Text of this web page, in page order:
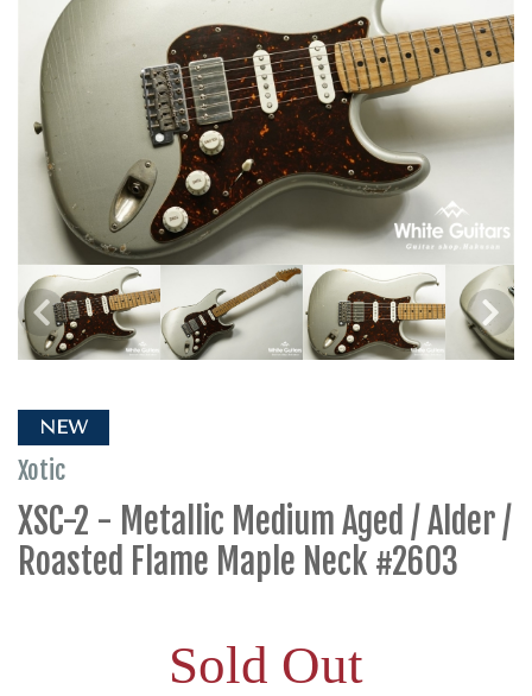
NEW
Xotic
XSC-2 - Metallic Medium Aged / Alder /
Roasted Flame Maple Neck #2603
Sold Out